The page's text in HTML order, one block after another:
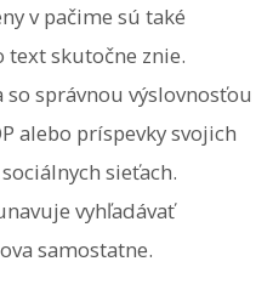
v pačime sú také
text skutočne znie.
so správnou výslovnosťou
alebo príspevky svojich
sieťach.
vyhľadávať
samostatne.